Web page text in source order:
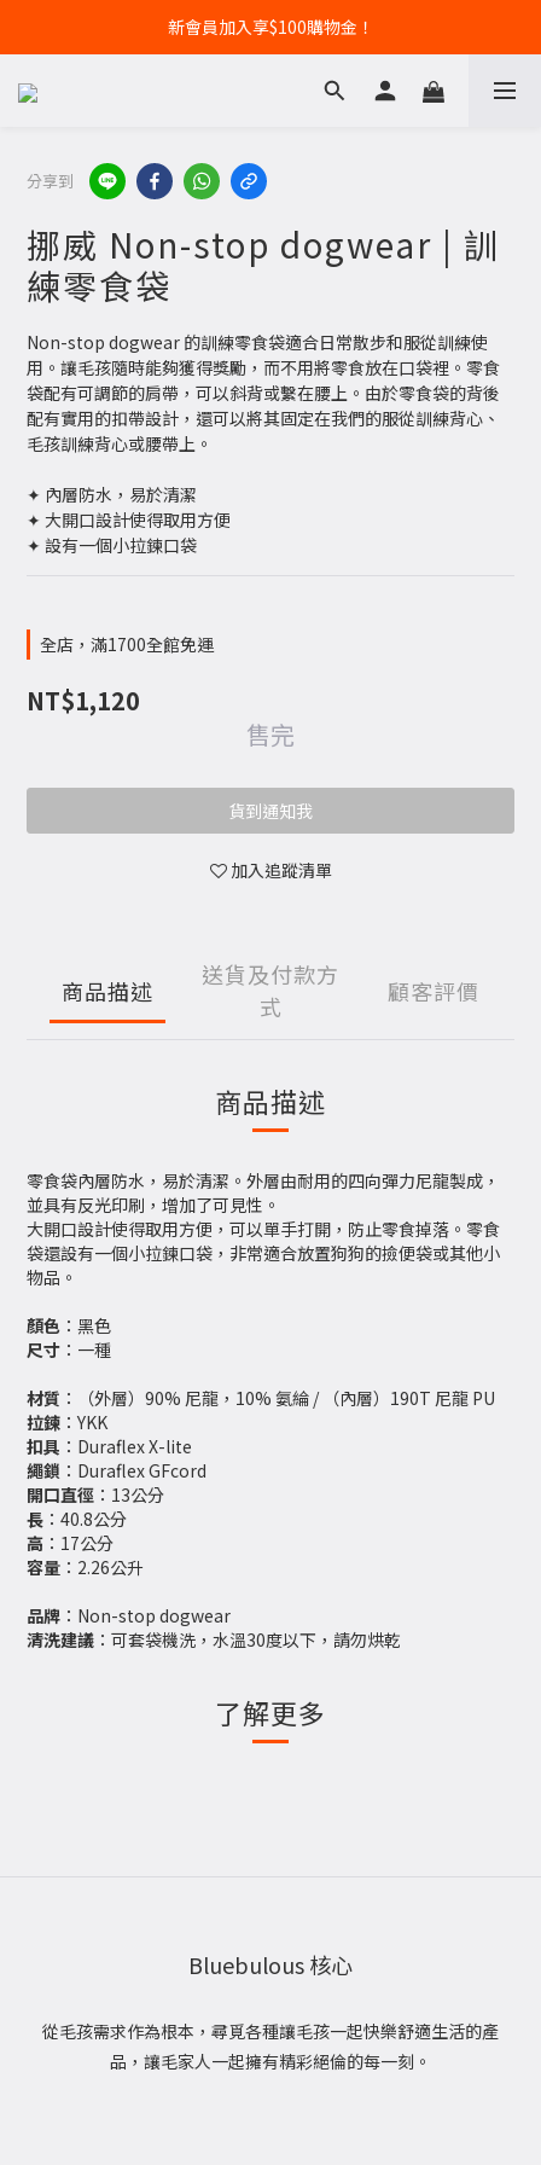
新會員加入享$100購物金！
分享到
挪威 Non-stop dogwear | 訓
練零食袋
Non-stop dogwear 的訓練零食袋適合日常散步和服從訓練使
用。讓毛孩隨時能夠獲得獎勵，而不用將零食放在口袋裡。零食
袋配有可調節的肩帶，可以斜背或繫在腰上。由於零食袋的背後
配有實用的扣帶設計，還可以將其固定在我們的服從訓練背心、
毛孩訓練背心或腰帶上。
✦ 內層防水，易於清潔
✦ 大開口設計使得取用方便
✦ 設有一個小拉鍊口袋
全店，滿1700全館免運
NT$1,120
售完
貨到通知我
加入追蹤清單
商品描述
送貨及付款方
式
顧客評價
商品描述
零食袋內層防水，易於清潔。外層由耐用的四向彈力尼龍製成，
並具有反光印刷，增加了可見性。
大開口設計使得取用方便，可以單手打開，防止零食掉落。零食
袋還設有一個小拉鍊口袋，非常適合放置狗狗的撿便袋或其他小
物品。
顏色 ：黑色
尺寸 ：一種
材質 ：（外層）90% 尼龍，10% 氨綸 / （內層）190T 尼龍 PU
拉鍊 ：YKK
扣具 ：Duraflex X-lite
繩鎖 ：Duraflex GFcord
開口直徑 ：13公分
長 ：40.8公分
高 ：17公分
容量 ：2.26公升
品牌 ：Non-stop dogwear
清洗建議 ：可套袋機洗，水溫30度以下，請勿烘乾
了解更多
Bluebulous 核心
從毛孩需求作為根本，尋覓各種讓毛孩一起快樂舒適生活的產
品，讓毛家人一起擁有精彩絕倫的每一刻。